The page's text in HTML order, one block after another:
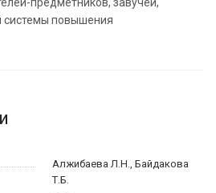
системы повышения
Алжибаева Л.Н., Байдакова
Т.Б.